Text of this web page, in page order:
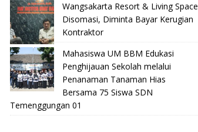
Wangsakarta Resort & Living Space
Disomasi, Diminta Bayar Kerugian
Kontraktor
Mahasiswa UM BBM Edukasi
Penghijauan Sekolah melalui
Penanaman Tanaman Hias
Bersama 75 Siswa SDN
Temenggungan 01